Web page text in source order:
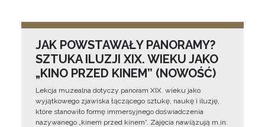
JAK POWSTAWAŁY PANORAMY?
SZTUKA ILUZJI XIX. WIEKU JAKO
„KINO PRZED KINEM” (NOWOŚĆ)
Lekcja muzealna dotyczy panoram XIX. wieku jako
wyjątkowego zjawiska łączącego sztukę, naukę i iluzję,
które stanowiło formę immersyjnego doświadczenia
nazywanego „kinem przed kinem”. Zajęcia nawiązują m.in.